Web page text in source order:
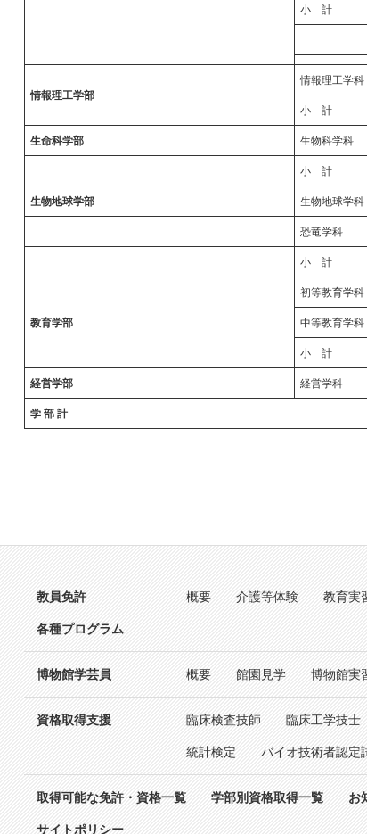
小 計
情報理工学部
情報理工学科
小 計
生命科学部 生物科学科
小 計
生物地球学部 生物地球学科
恐竜学科
小 計
教育学部
初等教育学科
中等教育学科
小 計
経営学部 経営学科
学 部 計
教員免許 概要 介護等体験 教育実
各種プログラム
博物館学芸員 概要 館園見学 博物館実
資格取得支援 臨床検査技師 臨床工学技士
統計検定 バイオ技術者認定
取得可能な免許・資格一覧 学部別資格取得一覧 お
サイトポリシー